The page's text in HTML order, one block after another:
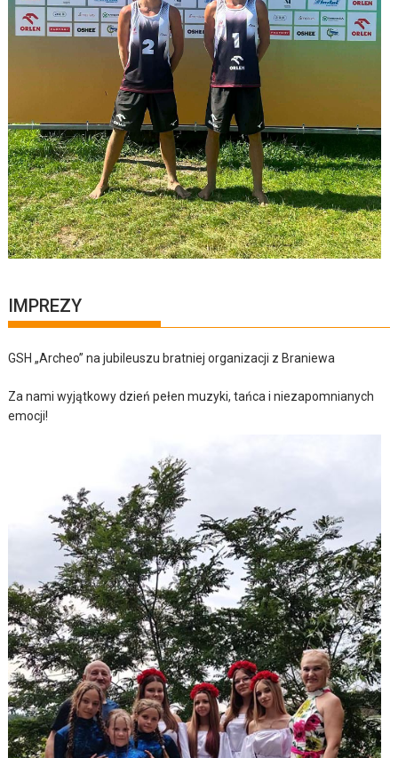
IMPREZY
GSH „Archeo” na jubileuszu bratniej organizacji z Braniewa
Za nami wyjątkowy dzień pełen muzyki, tańca i niezapomnianych
emocji!